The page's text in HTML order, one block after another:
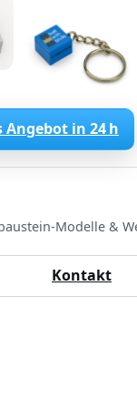
Angebot in 24 h
&
Kontakt